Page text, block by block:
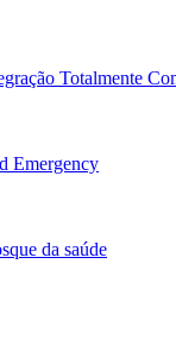
Totalmente
Emergency
da saúde